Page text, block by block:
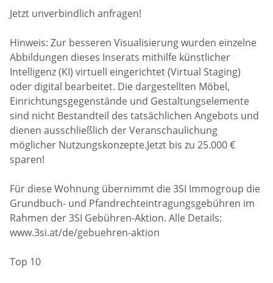
Jetzt unverbindlich anfragen!
Hinweis: Zur besseren Visualisierung wurden einzelne
Abbildungen dieses Inserats mithilfe künstlicher
Intelligenz (KI) virtuell eingerichtet (Virtual Staging)
oder digital bearbeitet. Die dargestellten Möbel,
Einrichtungsgegenstände und Gestaltungselemente
sind nicht Bestandteil des tatsächlichen Angebots und
dienen ausschließlich der Veranschaulichung
möglicher Nutzungskonzepte.Jetzt bis zu 25.000 €
sparen!
Für diese Wohnung übernimmt die 3SI Immogroup die
Grundbuch- und Pfandrechteintragungsgebühren im
Rahmen der 3SI Gebühren-Aktion. Alle Details:
www.3si.at/de/gebuehren-aktion
Top 10